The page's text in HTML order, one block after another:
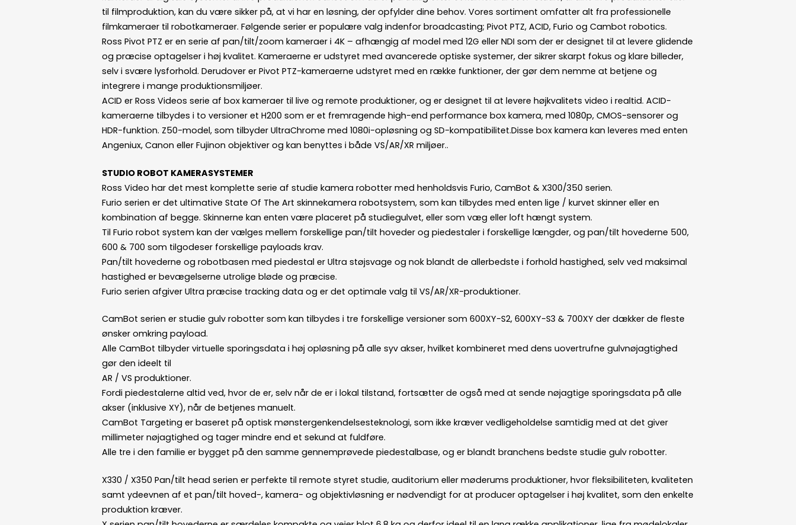
til filmproduktion, kan du være sikker på, at vi har en løsning, der opfylder dine behov. Vores sortiment omfatter alt fra professionelle
filmkameraer til robotkameraer. Følgende serier er populære valg indenfor broadcasting; Pivot PTZ, ACID, Furio og Cambot robotics.
Ross Pivot PTZ er en serie af pan/tilt/zoom kameraer i 4K – afhængig af model med 12G eller NDI som der er designet til at levere glidende
og præcise optagelser i høj kvalitet. Kameraerne er udstyret med avancerede optiske systemer, der sikrer skarpt fokus og klare billeder,
selv i svære lysforhold. Derudover er Pivot PTZ-kameraerne udstyret med en række funktioner, der gør dem nemme at betjene og
integrere i mange produktionsmiljøer.
ACID er Ross Videos serie af box kameraer til live og remote produktioner, og er designet til at levere højkvalitets video i realtid. ACID-
kameraerne tilbydes i to versioner et H200 som er et fremragende high-end performance box kamera, med 1080p, CMOS-sensorer og
HDR-funktion. Z50-model, som tilbyder UltraChrome med 1080i-opløsning og SD-kompatibilitet.Disse box kamera kan leveres med enten
Angeniux, Canon eller Fujinon objektiver og kan benyttes i både VS/AR/XR miljøer..
STUDIO ROBOT KAMERASYSTEMER
Ross Video har det mest komplette serie af studie kamera robotter med henholdsvis Furio, CamBot & X300/350 serien.
Furio serien er det ultimative State Of The Art skinnekamera robotsystem, som kan tilbydes med enten lige / kurvet skinner eller en
kombination af begge. Skinnerne kan enten være placeret på studiegulvet, eller som væg eller loft hængt system.
Til Furio robot system kan der vælges mellem forskellige pan/tilt hoveder og piedestaler i forskellige længder, og pan/tilt hovederne 500,
600 & 700 som tilgodeser forskellige payloads krav.
Pan/tilt hovederne og robotbasen med piedestal er Ultra støjsvage og nok blandt de allerbedste i forhold hastighed, selv ved maksimal
hastighed er bevægelserne utrolige bløde og præcise.
Furio serien afgiver Ultra præcise tracking data og er det optimale valg til VS/AR/XR-produktioner.
CamBot serien er studie gulv robotter som kan tilbydes i tre forskellige versioner som 600XY-S2, 600XY-S3 & 700XY der dækker de fleste
ønsker omkring payload.
Alle CamBot tilbyder virtuelle sporingsdata i høj opløsning på alle syv akser, hvilket kombineret med dens uovertrufne gulvnøjagtighed
gør den ideelt til
AR / VS produktioner.
Fordi piedestalerne altid ved, hvor de er, selv når de er i lokal tilstand, fortsætter de også med at sende nøjagtige sporingsdata på alle
akser (inklusive XY), når de betjenes manuelt.
CamBot Targeting er baseret på optisk mønstergenkendelsesteknologi, som ikke kræver vedligeholdelse samtidig med at det giver
millimeter nøjagtighed og tager mindre end et sekund at fuldføre.
Alle tre i den familie er bygget på den samme gennemprøvede piedestalbase, og er blandt branchens bedste studie gulv robotter.
X330 / X350 Pan/tilt head serien er perfekte til remote styret studie, auditorium eller møderums produktioner, hvor fleksibiliteten, kvaliteten
samt ydeevnen af et pan/tilt hoved-, kamera- og objektivløsning er nødvendigt for at producer optagelser i høj kvalitet, som den enkelte
produktion kræver.